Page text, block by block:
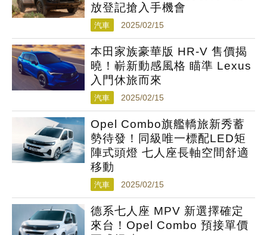
放登記搶入手機會
汽車 2025/02/15
本田家族豪華版 HR-V 售價揭
曉！嶄新動感風格 瞄準 Lexus
入門休旅而來
汽車 2025/02/15
Opel Combo旗艦轎旅新秀蓄
勢待發！同級唯一標配LED矩
陣式頭燈 七人座長軸空間舒適
移動
汽車 2025/02/15
德系七人座 MPV 新選擇確定
來台！Opel Combo 預接單價